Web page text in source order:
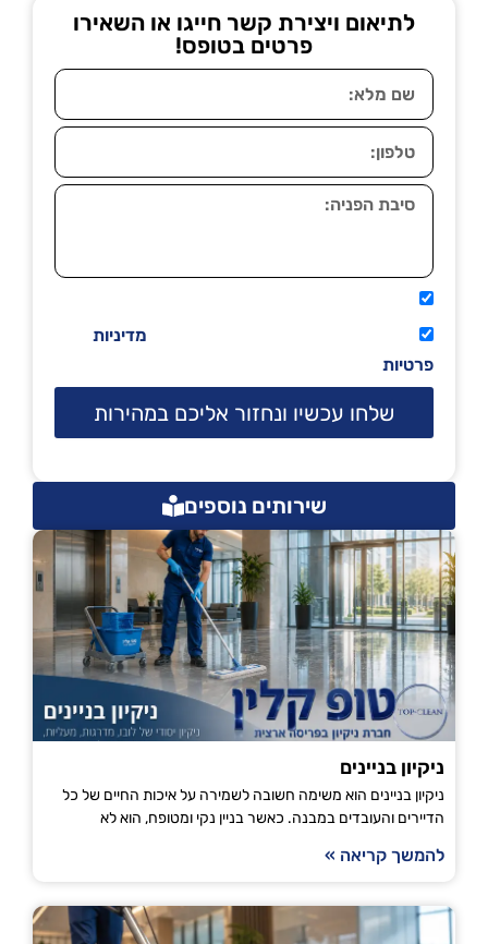
לתיאום ויצירת קשר חייגו או השאירו
פרטים בטופס!
מדיניות
פרטיות
שלחו עכשיו ונחזור אליכם במהירות
שירותים נוספים
ניקיון בניינים
ניקיון בניינים הוא משימה חשובה לשמירה על איכות החיים של כל
הדיירים והעובדים במבנה. כאשר בניין נקי ומטופח, הוא לא
להמשך קריאה »